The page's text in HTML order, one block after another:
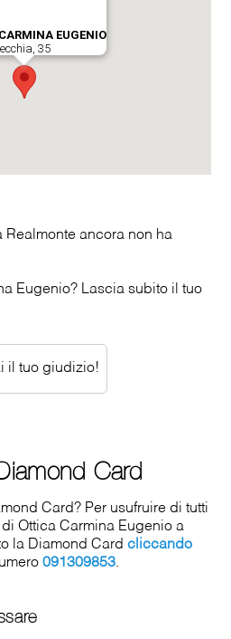
Realmonte ancora non ha
Eugenio? Lascia subito il tuo
il tuo giudizio!
Card
Card? Per usufruire di tutti
Ottica Carmina Eugenio a
la Diamond Cardcliccando
091309853.